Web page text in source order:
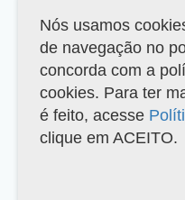
Nós usamos
de navegação no
concorda com a
cookies. Para ter
é feito, acesse
clique em ACEITO.